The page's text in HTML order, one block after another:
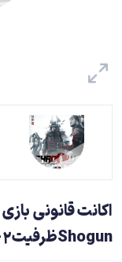
Shogunظرفیت2-PS5